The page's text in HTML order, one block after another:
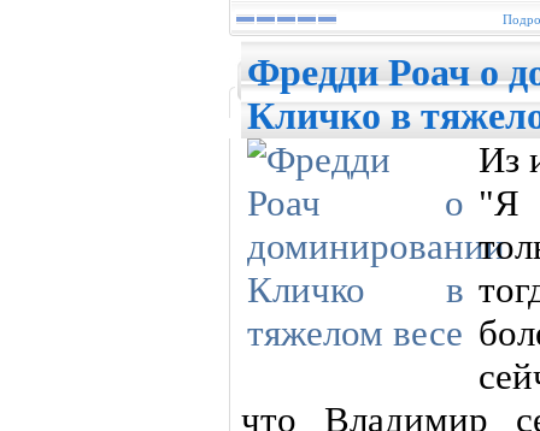
Фредди Роач о
Кличко в
Из
"Я
что Владимир